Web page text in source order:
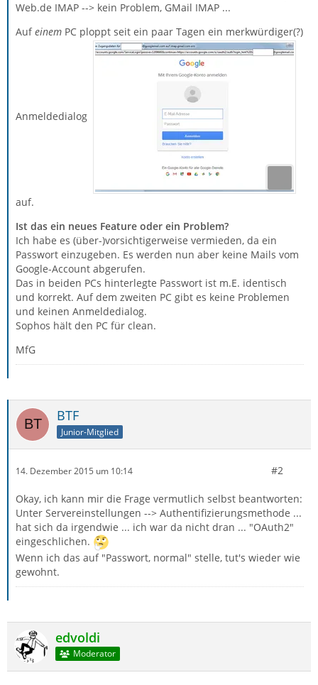
Web.de IMAP --> kein Problem, GMail IMAP ...
Aufeinem PC ploppt seit ein paar Tagen ein merkwürdiger(?)
Anmeldedialog
auf.
Ist das ein neues Feature oder ein Problem?
Ich habe es (über-)vorsichtigerweise vermieden, da ein
Passwort einzugeben. Es werden nun aber keine Mails vom
Google-Account abgerufen.
Das in beiden PCs hinterlegte Passwort ist m.E. identisch
und korrekt. Auf dem zweiten PC gibt es keine Problemen
und keinen Anmeldedialog.
Sophos hält den PC für clean.
MfG
BTF
Junior-Mitglied
14. Dezember 2015 um 10:14 #2
Okay, ich kann mir die Frage vermutlich selbst beantworten:
Unter Servereinstellungen --> Authentifizierungsmethode ...
hat sich da irgendwie ... ich war da nicht dran ... "OAuth2"
eingeschlichen.
Wenn ich das auf "Passwort, normal" stelle, tut's wieder wie
gewohnt.
edvoldi
Moderator